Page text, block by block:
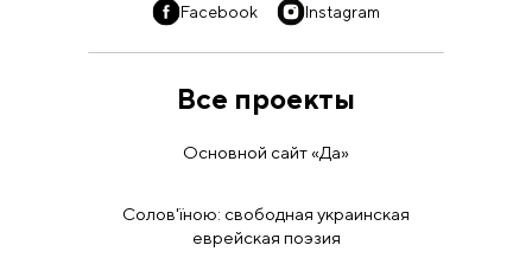
Facebook Instagram
Все проекты
Основной сайт «Да»
Солов'їною: свободная украинская
еврейская поэзия